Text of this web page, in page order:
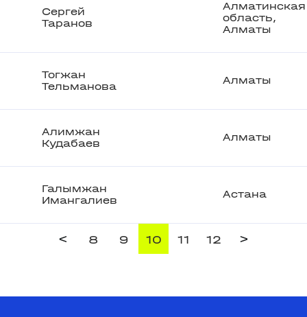
Сергей
Таранов
Алматинская
область,
Алматы
Тогжан
Тельманова
Алматы
Алимжан
Кудабаев
Алматы
Галымжан
Имангалиев
Астана
< 8 9 10 11 12 >